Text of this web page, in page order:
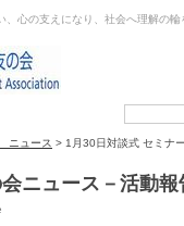
、心の支えになり、社会へ理解の
ニュース > 1月30日対談式 セミナ
ニュース－活動